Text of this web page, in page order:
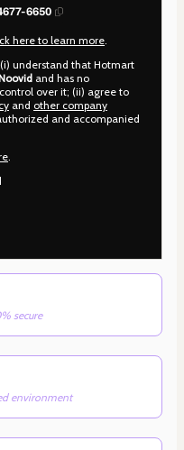
6650
here to learn more
understand that Hotmart
and has no
over it; (ii) agree to
and other company
and accompanied
secure
environment